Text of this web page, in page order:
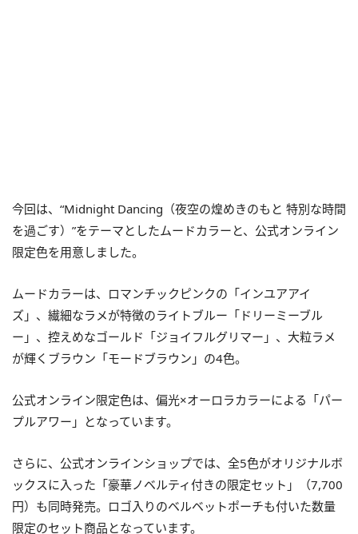
今回は、“Midnight Dancing（夜空の煌めきのもと 特別な時間
を過ごす）”をテーマとしたムードカラーと、公式オンライン
限定色を用意しました。
ムードカラーは、ロマンチックピンクの「インユアアイ
ズ」、繊細なラメが特徴のライトブルー「ドリーミーブル
ー」、控えめなゴールド「ジョイフルグリマー」、大粒ラメ
が輝くブラウン「モードブラウン」の4色。
公式オンライン限定色は、偏光×オーロラカラーによる「パー
プルアワー」となっています。
さらに、公式オンラインショップでは、全5色がオリジナルボ
ックスに入った「豪華ノベルティ付きの限定セット」（7,700
円）も同時発売。ロゴ入りのベルベットポーチも付いた数量
限定のセット商品となっています。